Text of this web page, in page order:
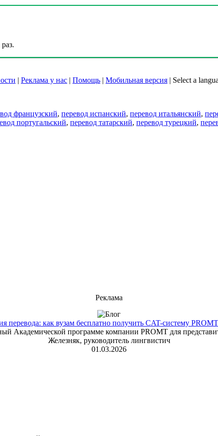
| Реклама у нас | Помощь | Мобильная версия | Select a
французский, перевод испанский, перевод итальянский,
португальский, перевод татарский, перевод турецкий,
Реклама
перевода: как вузам бесплатно получить CAT-систему
Академической программе компании PROMT для
Железняк, руководитель лингвистич
01.03.2026